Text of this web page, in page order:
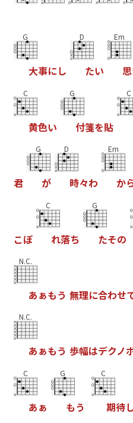
G
大事にし
D
たい
Em
思
C
黄色い
G
付箋を貼
C
君
G
が
D
時々わ
Em
か
こぼ
C
れ落ち
G
たその
N.C.
あぁもう 無理に合わせ
N.C.
あぁもう 歩幅はデクノ
C
あぁ
G
もう
C
期待